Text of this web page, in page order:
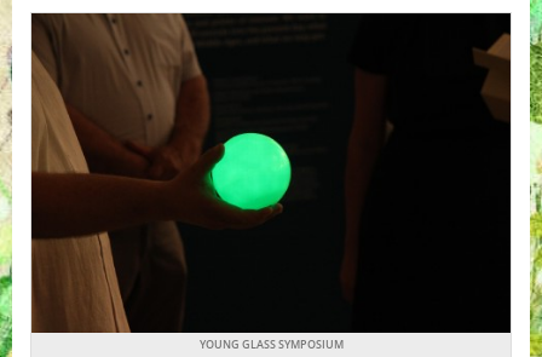
YOUNG GLASS SYMPOSIUM